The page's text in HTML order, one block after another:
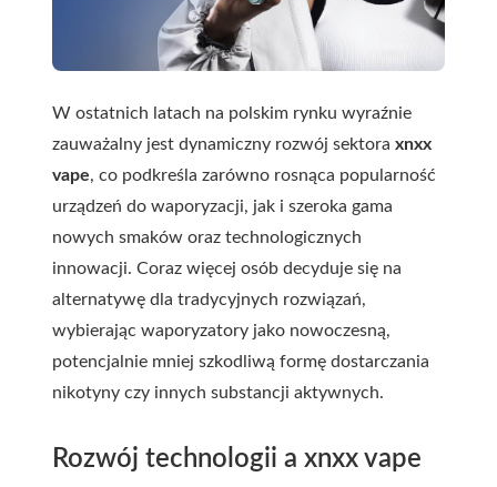
W ostatnich latach na polskim rynku wyraźnie
zauważalny jest dynamiczny rozwój sektora xnxx
vape, co podkreśla zarówno rosnąca popularność
urządzeń do waporyzacji, jak i szeroka gama
nowych smaków oraz technologicznych
innowacji. Coraz więcej osób decyduje się na
alternatywę dla tradycyjnych rozwiązań,
wybierając waporyzatory jako nowoczesną,
potencjalnie mniej szkodliwą formę dostarczania
nikotyny czy innych substancji aktywnych.
Rozwój technologii a xnxx vape